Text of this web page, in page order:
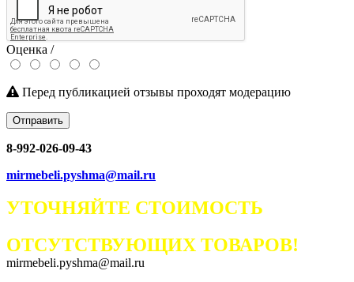
Оценка /
Перед публикацией отзывы проходят модерацию
Отправить
8-992-026-09-43
mirmebeli.pyshma@mail.ru
УТОЧНЯЙТЕ СТОИМОСТЬ
ОТСУТСТВУЮЩИХ ТОВАРОВ!
mirmebeli.pyshma@mail.ru